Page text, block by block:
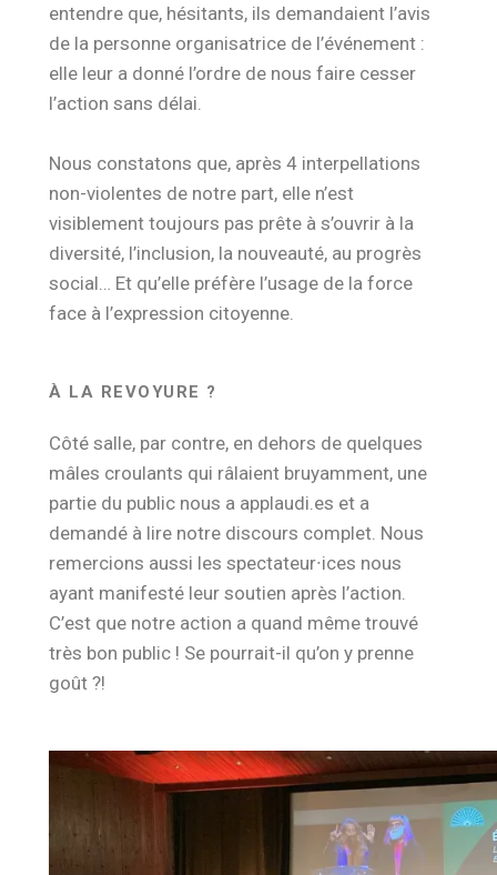
entendre que, hésitants, ils demandaient l’avis
de la personne organisatrice de l’événement :
elle leur a donné l’ordre de nous faire cesser
l’action sans délai.
Nous constatons que, après 4 interpellations
non-violentes de notre part, elle n’est
visiblement toujours pas prête à s’ouvrir à la
diversité, l’inclusion, la nouveauté, au progrès
social… Et qu’elle préfère l’usage de la force
face à l’expression citoyenne.
À LA REVOYURE ?
Côté salle, par contre, en dehors de quelques
mâles croulants qui râlaient bruyamment, une
partie du public nous a applaudi.es et a
demandé à lire notre discours complet. Nous
remercions aussi les spectateur∙ices nous
ayant manifesté leur soutien après l’action.
C’est que notre action a quand même trouvé
très bon public ! Se pourrait-il qu’on y prenne
goût ?!